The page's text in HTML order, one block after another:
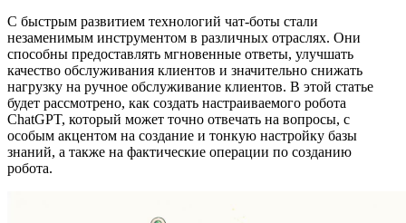
С быстрым развитием технологий чат-боты стали
незаменимым инструментом в различных отраслях. Они
способны предоставлять мгновенные ответы, улучшать
качество обслуживания клиентов и значительно снижать
нагрузку на ручное обслуживание клиентов. В этой статье
будет рассмотрено, как создать настраиваемого робота
ChatGPT, который может точно отвечать на вопросы, с
особым акцентом на создание и тонкую настройку базы
знаний, а также на фактические операции по созданию
робота.